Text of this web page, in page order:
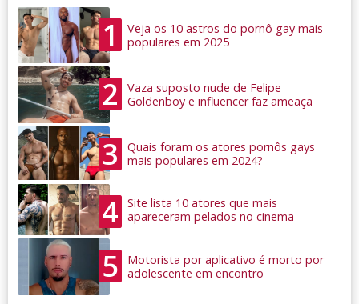
1
Veja os 10 astros do pornô gay mais
populares em 2025
2
Vaza suposto nude de Felipe
Goldenboy e influencer faz ameaça
3
Quais foram os atores pornôs gays
mais populares em 2024?
4
Site lista 10 atores que mais
apareceram pelados no cinema
5
Motorista por aplicativo é morto por
adolescente em encontro